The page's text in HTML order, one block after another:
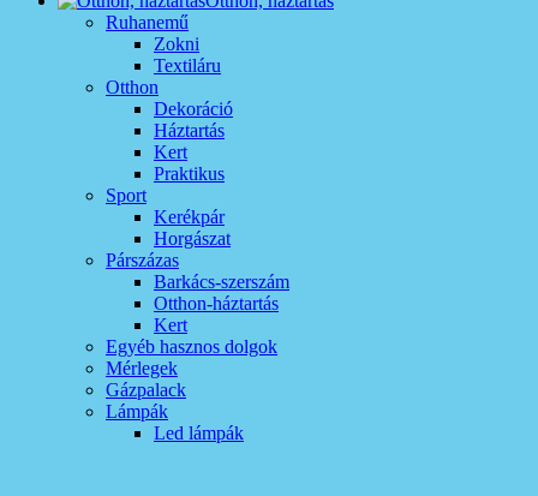
Ruhanemű
Zokni
Textiláru
Otthon
Dekoráció
Háztartás
Kert
Praktikus
Sport
Kerékpár
Horgászat
Párszázas
Barkács-szerszám
Otthon-háztartás
Kert
Egyéb hasznos dolgok
Mérlegek
Gázpalack
Lámpák
Led lámpák